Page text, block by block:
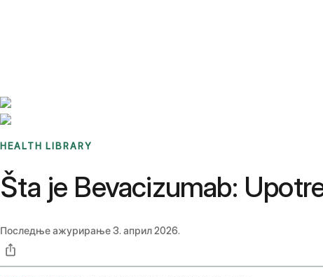
HEALTH LIBRARY
Šta je Bevacizumab:
Последње ажурирање3. април 2026.